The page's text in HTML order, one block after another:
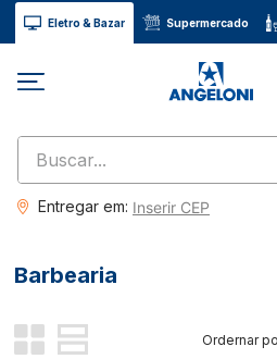
Eletro & Bazar Supermercado
Buscar...
Entregar em: Inserir CEP
Barbearia